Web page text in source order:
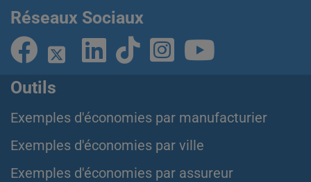
Réseaux Sociaux
Outils
Exemples d'économies par manufacturier
Exemples d'économies par ville
Exemples d'économies par assureur